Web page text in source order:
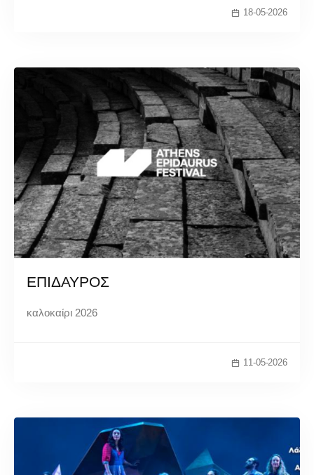
18-05-2026
ΕΠΙΔΑΥΡΟΣ
καλοκαίρι 2026
11-05-2026